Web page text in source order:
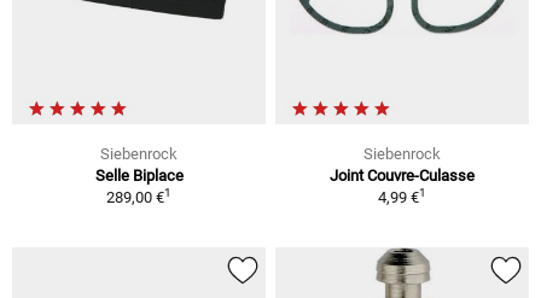
Siebenrock
Selle Biplace
289,00 €1
Siebenrock
Joint Couvre-Culasse
4,99 €1